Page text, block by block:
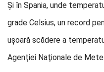
Şi în Spania, unde
grade Celsius, un record
uşoară scădere a
Agenţiei Naţionale de